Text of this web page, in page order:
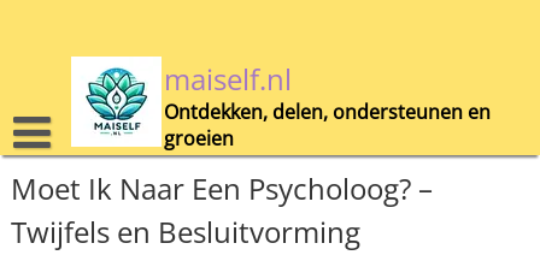
maiself.nl
Ontdekken, delen, ondersteunen en
groeien
Moet Ik Naar Een Psycholoog? –
Twijfels en Besluitvorming